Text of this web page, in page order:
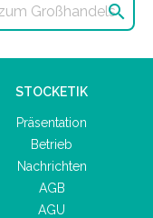

STOCKETIK
Präsentation
Betrieb
Nachrichten
AGB
AGU